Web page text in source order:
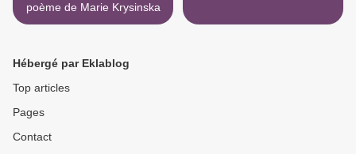
poème de Marie Krysinska
Hébergé par Eklablog
Top articles
Pages
Contact